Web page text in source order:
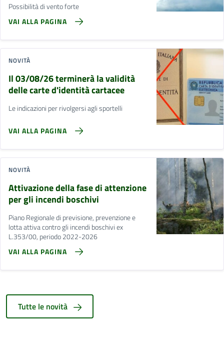
Possibilità di vento forte
VAI ALLA PAGINA
NOVITÀ
Il 03/08/26 terminerà la validità
delle carte d'identità cartacee
Le indicazioni per rivolgersi agli sportelli
VAI ALLA PAGINA
NOVITÀ
Attivazione della fase di attenzione
per gli incendi boschivi
Piano Regionale di previsione, prevenzione e
lotta attiva contro gli incendi boschivi ex
L.353/00, periodo 2022-2026
VAI ALLA PAGINA
Tutte le novità